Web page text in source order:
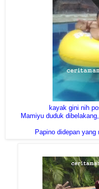
kayak gini nih
Mamiyu duduk
Papino didepan